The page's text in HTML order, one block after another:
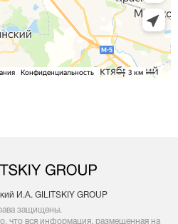
И.А. GILITSKIY GROUP
защищены.
что вся информация, размещенная на